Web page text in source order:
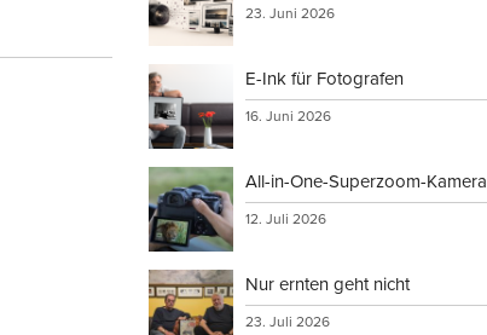
23. Juni 2026
E-Ink für Fotografen
16. Juni 2026
All-in-One-Superzoom-Kamera
12. Juli 2026
Nur ernten geht nicht
23. Juli 2026